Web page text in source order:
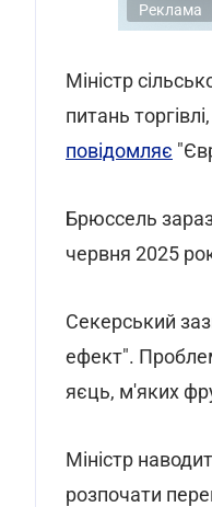
Реклама
Міністр
питань
повідомляє
Брюссель
червня 2025
Секерський
ефект".
яєць, м'яких
Міністр
розпочати